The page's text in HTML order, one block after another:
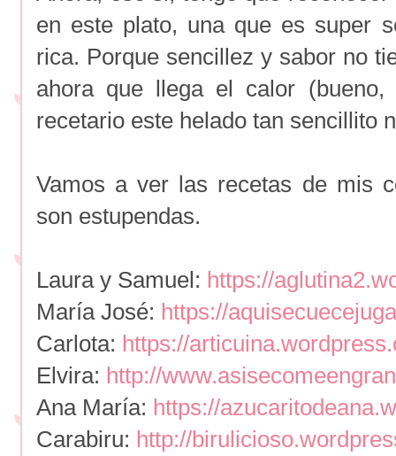
en este plato, una que es super
rica. Porque sencillez y sabor no
ahora que llega el calor (bueno,
recetario este helado tan sencillito
Vamos a ver las recetas de mis
son estupendas.
Laura y Samuel: https://
María José: https://
Carlota: https://
Elvira: http://
Ana María: https://
Carabiru: http://